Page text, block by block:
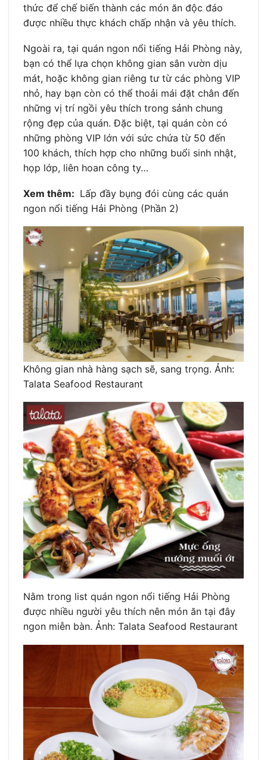
thức để chế biến thành các món ăn độc đáo
được nhiều thực khách chấp nhận và yêu thích.
Ngoài ra, tại quán ngon nổi tiếng Hải Phòng này,
bạn có thể lựa chọn không gian sân vườn dịu
mát, hoặc không gian riêng tư từ các phòng VIP
nhỏ, hay bạn còn có thể thoải mái đặt chân đến
những vị trí ngồi yêu thích trong sảnh chung
rộng đẹp của quán. Đặc biệt, tại quán còn có
những phòng VIP lớn với sức chứa từ 50 đến
100 khách, thích hợp cho những buổi sinh nhật,
họp lớp, liên hoan công ty…
Xem thêm: Lấp đầy bụng đói cùng các quán
ngon nổi tiếng Hải Phòng (Phần 2)
Không gian nhà hàng sạch sẽ, sang trọng. Ảnh:
Talata Seafood Restaurant
Nằm trong list quán ngon nổi tiếng Hải Phòng
được nhiều người yêu thích nên món ăn tại đây
ngon miễn bàn. Ảnh: Talata Seafood Restaurant